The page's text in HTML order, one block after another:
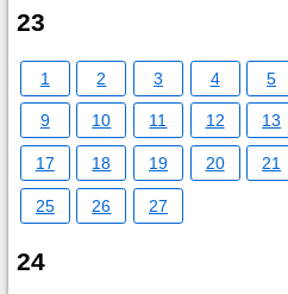
23
1 2 3 4 5
9 10 11 12 13
17 18 19 20 21
25 26 27
24